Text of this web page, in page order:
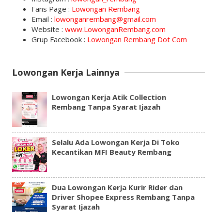
Fans Page : Lowongan Rembang
Email : lowonganrembang@gmail.com
Website : www.LowonganRembang.com
Grup Facebook : Lowongan Rembang Dot Com
Lowongan Kerja Lainnya
Lowongan Kerja Atik Collection
Rembang Tanpa Syarat Ijazah
Selalu Ada Lowongan Kerja Di Toko
Kecantikan MFI Beauty Rembang
Dua Lowongan Kerja Kurir Rider dan
Driver Shopee Express Rembang Tanpa
Syarat Ijazah